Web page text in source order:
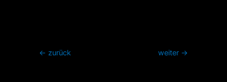
Beitragsnavigation
← zurück weiter →